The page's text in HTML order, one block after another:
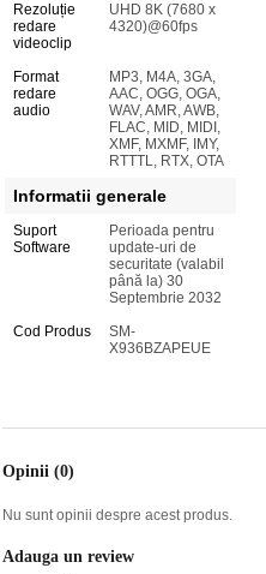
Rezoluție
redare
videoclip
UHD 8K (7680 x
4320)@60fps
Format
redare
audio
MP3, M4A, 3GA,
AAC, OGG, OGA,
WAV, AMR, AWB,
FLAC, MID, MIDI,
XMF, MXMF, IMY,
RTTTL, RTX, OTA
Informatii generale
Suport
Software
Perioada pentru
update-uri de
securitate (valabil
până la) 30
Septembrie 2032
Cod Produs
SM-
X936BZAPEUE
Opinii (0)
Nu sunt opinii despre acest produs.
Adauga un review